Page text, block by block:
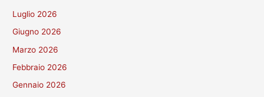
Luglio 2026
Giugno 2026
Marzo 2026
Febbraio 2026
Gennaio 2026